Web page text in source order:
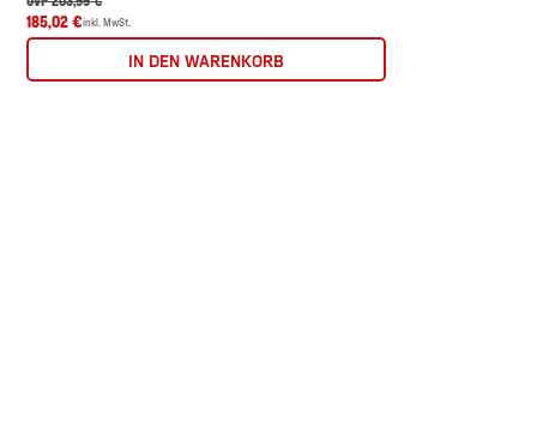
185,02 €inkl. MwSt.
IN DEN WARENKORB